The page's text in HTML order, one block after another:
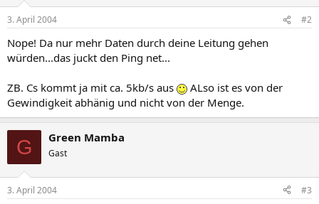
3. April 2004 #2
Nope! Da nur mehr Daten durch deine Leitung gehen
würden...das juckt den Ping net...
ZB. Cs kommt ja mit ca. 5kb/s aus
ALso ist es von der
Gewindigkeit abhänig und nicht von der Menge.
G Green Mamba
Gast
3. April 2004 #3